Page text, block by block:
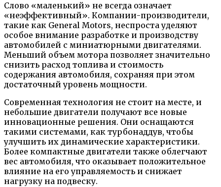
Слово «маленький» не всегда означает
«неэффективный». Компании-производители,
такие как General Motors, неспроста уделяют
особое внимание разработке и производству
автомобилей с миниатюрными двигателями.
Меньший объем мотора позволяет значительно
снизить расход топлива и стоимость
содержания автомобиля, сохраняя при этом
достаточный уровень мощности.
Современная технология не стоит на месте, и
небольшие двигатели получают все новые
инновационные решения. Они оснащаются
такими системами, как турбонаддув, чтобы
улучшить их динамические характеристики.
Более компактные двигатели также облегчают
вес автомобиля, что оказывает положительное
влияние на его управляемость и снижает
нагрузку на подвеску.